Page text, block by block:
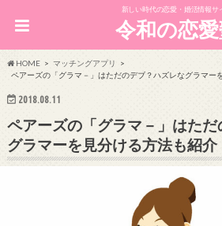
新しい時代の恋愛・婚活情報サ
令和の恋
HOME
マッチングアプリ
ペアーズの「グラマ－」はただのデブ？ハズレなグラマー
2018.08.11
ペアーズの「グラマ－」はた
グラマーを見分ける方法も紹介